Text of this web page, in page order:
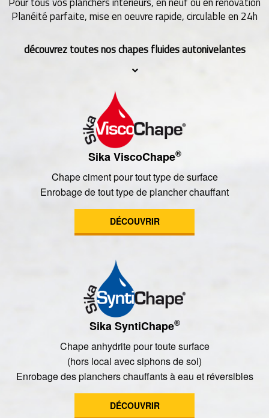
Planéité parfaite, mise en oeuvre rapide, circulable en 24h
découvrez toutes nos chapes fluides autonivelantes
Sika ViscoChape®
Chape ciment pour tout type de surface
Enrobage de tout type de plancher chauffant
DÉCOUVRIR
Sika SyntiChape®
Chape anhydrite pour toute surface
(hors local avec siphons de sol)
Enrobage des planchers chauffants à eau et réversibles
DÉCOUVRIR